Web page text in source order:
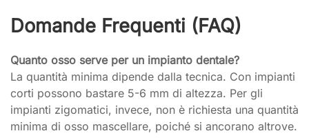
Domande Frequenti (FAQ)
Quanto osso serve per un impianto dentale?
La quantità minima dipende dalla tecnica. Con impianti
corti possono bastare 5-6 mm di altezza. Per gli
impianti zigomatici, invece, non è richiesta una quantità
minima di osso mascellare, poiché si ancorano altrove.